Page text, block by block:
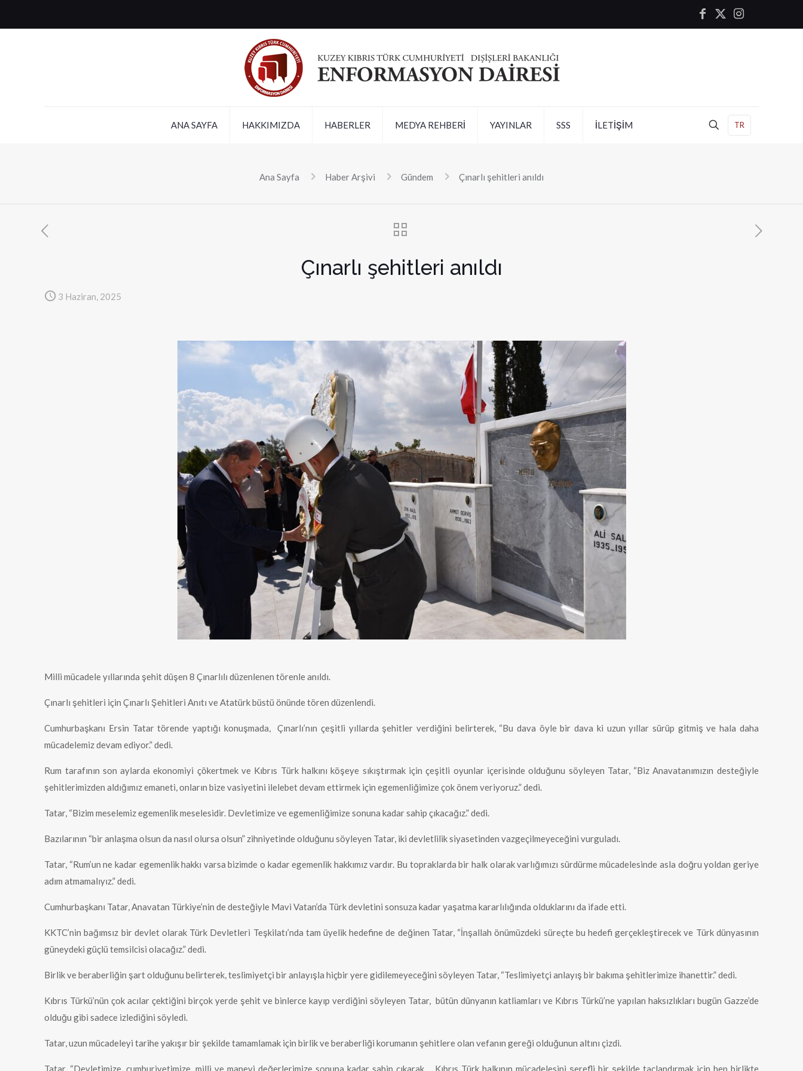
ANA SAYFA HAKKIMIZDA HABERLER MEDYA REHBERİ YAYINLAR SSS İLETİŞİM TR
Ana Sayfa Haber Arşivi Gündem Çınarlı şehitleri anıldı
Çınarlı şehitleri anıldı
3 Haziran, 2025
Milli mücadele yıllarında şehit düşen 8 Çınarlılı düzenlenen törenle anıldı.
Çınarlı şehitleri için Çınarlı Şehitleri Anıtı ve Atatürk büstü önünde tören düzenlendi.
Cumhurbaşkanı Ersin Tatar törende yaptığı konuşmada, Çınarlı’nın çeşitli yıllarda şehitler verdiğini belirterek, “Bu dava öyle bir dava ki uzun yıllar sürüp gitmiş ve hala daha
mücadelemiz devam ediyor.” dedi.
Rum tarafının son aylarda ekonomiyi çökertmek ve Kıbrıs Türk halkını köşeye sıkıştırmak için çeşitli oyunlar içerisinde olduğunu söyleyen Tatar, “Biz Anavatanımızın desteğiyle
şehitlerimizden aldığımız emaneti, onların bize vasiyetini ilelebet devam ettirmek için egemenliğimize çok önem veriyoruz.” dedi.
Tatar, “Bizim meselemiz egemenlik meselesidir. Devletimize ve egemenliğimize sonuna kadar sahip çıkacağız.” dedi.
Bazılarının “bir anlaşma olsun da nasıl olursa olsun” zihniyetinde olduğunu söyleyen Tatar, iki devletlilik siyasetinden vazgeçilmeyeceğini vurguladı.
Tatar, “Rum’un ne kadar egemenlik hakkı varsa bizimde o kadar egemenlik hakkımız vardır. Bu topraklarda bir halk olarak varlığımızı sürdürme mücadelesinde asla doğru yoldan geriye
adım atmamalıyız.” dedi.
Cumhurbaşkanı Tatar, Anavatan Türkiye’nin de desteğiyle Mavi Vatan’da Türk devletini sonsuza kadar yaşatma kararlılığında olduklarını da ifade etti.
KKTC’nin bağımsız bir devlet olarak Türk Devletleri Teşkilatı’nda tam üyelik hedefine de değinen Tatar, “İnşallah önümüzdeki süreçte bu hedefi gerçekleştirecek ve Türk dünyasının
güneydeki güçlü temsilcisi olacağız.” dedi.
Birlik ve beraberliğin şart olduğunu belirterek, teslimiyetçi bir anlayışla hiçbir yere gidilemeyeceğini söyleyen Tatar, “Teslimiyetçi anlayış bir bakıma şehitlerimize ihanettir.” dedi.
Kıbrıs Türkü’nün çok acılar çektiğini birçok yerde şehit ve binlerce kayıp verdiğini söyleyen Tatar, bütün dünyanın katliamları ve Kıbrıs Türkü’ne yapılan haksızlıkları bugün Gazze’de
olduğu gibi sadece izlediğini söyledi.
Tatar, uzun mücadeleyi tarihe yakışır bir şekilde tamamlamak için birlik ve beraberliği korumanın şehitlere olan vefanın gereği olduğunun altını çizdi.
Tatar, “Devletimize, cumhuriyetimize, milli ve manevi değerlerimize sonuna kadar sahip çıkarak, Kıbrıs Türk halkının mücadelesini şerefli bir şekilde taçlandırmak için hep birlikte